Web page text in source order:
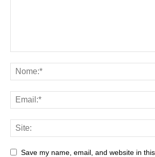
Save my name, email, and website in